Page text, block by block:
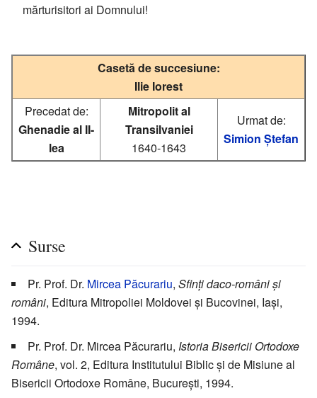
mărturisitori ai Domnului!
Casetă de succesiune:
Ilie Iorest
Precedat de:
Ghenadie al II-
lea
Mitropolit al
Transilvaniei
1640-1643
Urmat de:
Simion Ștefan
Surse
Pr. Prof. Dr. Mircea Păcurariu, Sfinți daco-români și
români, Editura Mitropoliei Moldovei și Bucovinei, Iași,
1994.
Pr. Prof. Dr. Mircea Păcurariu, Istoria Bisericii Ortodoxe
Române, vol. 2, Editura Institutului Biblic și de Misiune al
Bisericii Ortodoxe Române, București, 1994.